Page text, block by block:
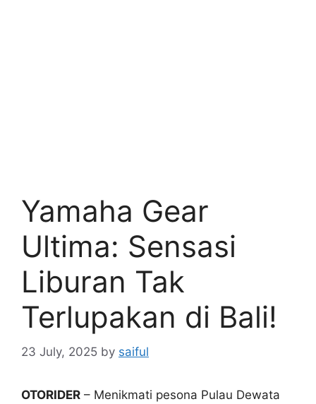
Yamaha Gear
Ultima: Sensasi
Liburan Tak
Terlupakan di Bali!
23 July, 2025 by saiful
OTORIDER – Menikmati pesona Pulau Dewata